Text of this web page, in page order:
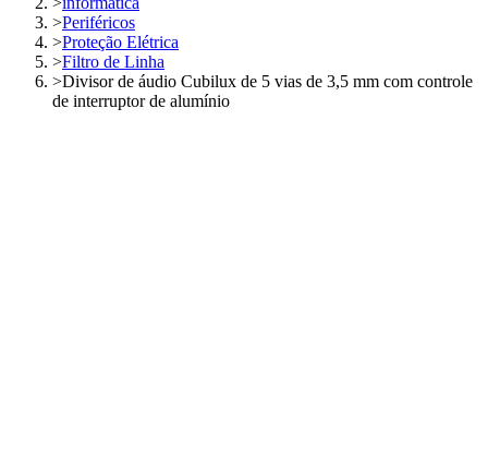
>Periféricos
>Proteção Elétrica
>Filtro de Linha
>Divisor de áudio Cubilux de 5 vias de 3,5 mm com controle
de interruptor de alumínio